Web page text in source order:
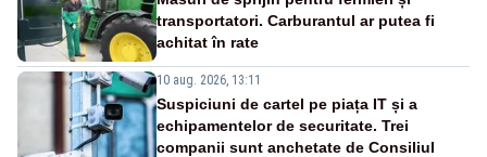
transportatori. Carburantul ar putea fi
achitat în rate
10 aug. 2026, 13:11
Suspiciuni de cartel pe piața IT și a
echipamentelor de securitate. Trei
companii sunt anchetate de Consiliul